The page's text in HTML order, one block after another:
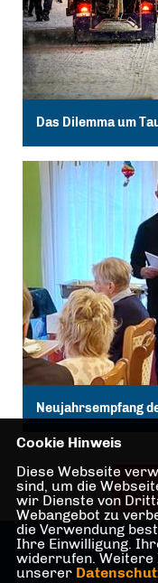
Das Dilemma um
Neujahrsempfang
Cookie Hinweis
Diese Webseite
sind, um die
wir Dienste von
Webangebot zu
die Verwendung
Ihre Einwilligung.
widerrufen. Weitere
unserer